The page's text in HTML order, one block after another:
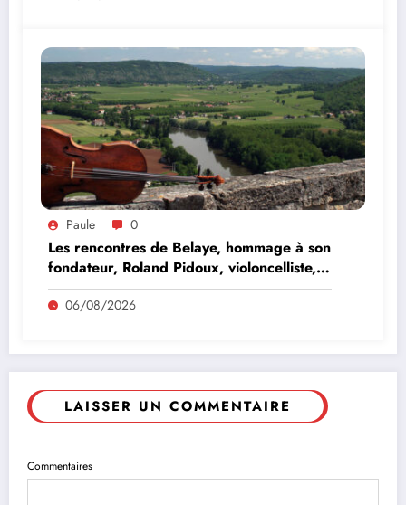
Paule 0
Les rencontres de Belaye, hommage à son
fondateur, Roland Pidoux, violoncelliste,
le vendredi 07 août 2026
06/08/2026
LAISSER UN COMMENTAIRE
Commentaires